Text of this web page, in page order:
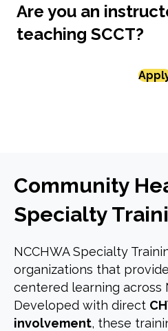
Are you an
teaching SCCT?
Community
Specialty
NCCHWA Specialty
organizations that
centered learning across
Developed with direct
involvement, these